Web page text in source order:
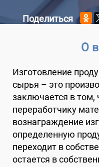
Поделиться
О
Изготовление
сырья – это
заключается в том,
переработчику
вознаграждение
определенную
переходит в
остается в